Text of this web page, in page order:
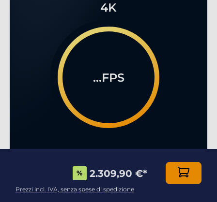
4K
...FPS
GODETEVI AL MASSIMO I GIOCHI IN 3D SENZA
% 2.309,90 €*
Prezzi incl. IVA, senza spese di spedizione